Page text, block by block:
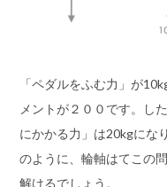
「ペダルをふむ力」が
メントが２００です。し
にかかる力」は20kgにな
のように、輪軸はてこの
解けるでしょう。